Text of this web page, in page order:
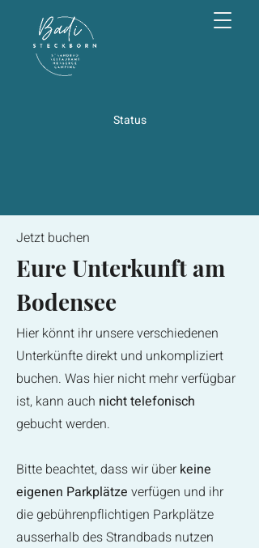
Status
Jetzt buchen
Eure Unterkunft am
Bodensee
Hier könnt ihr unsere verschiedenen
Unterkünfte direkt und unkompliziert
buchen. Was hier nicht mehr verfügbar
ist, kann auch nicht telefonisch
gebucht werden.
Bitte beachtet, dass wir über keine
eigenen Parkplätze verfügen und ihr
die gebührenpflichtigen Parkplätze
ausserhalb des Strandbads nutzen